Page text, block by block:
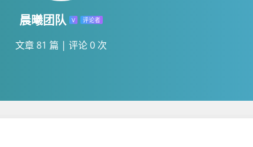
晨曦团队 V 评论者
文章 81 篇 | 评论 0 次